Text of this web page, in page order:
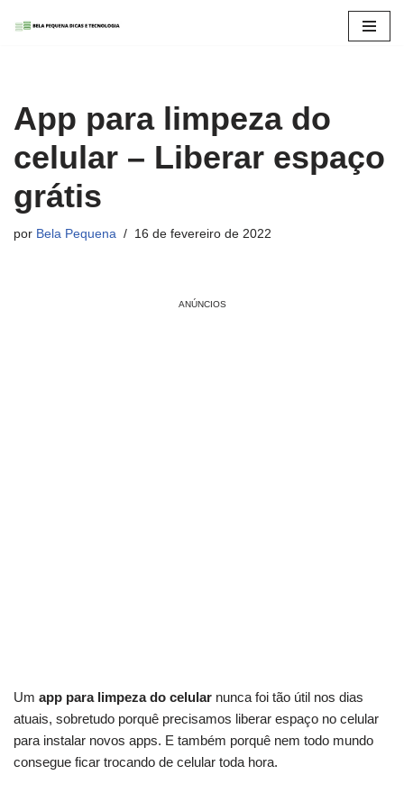
conteúdo
App para limpeza do
celular – Liberar espaço
grátis
por Bela Pequena 16 de fevereiro de 2022
ANÚNCIOS
Um app para limpeza do celular nunca foi tão útil nos dias
atuais, sobretudo porquê precisamos liberar espaço no celular
para instalar novos apps. E também porquê nem todo mundo
consegue ficar trocando de celular toda hora.